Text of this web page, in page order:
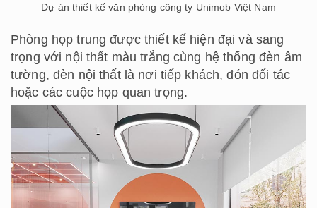
Dự án thiết kế văn phòng công ty Unimob Việt Nam
Phòng họp trung được thiết kế hiện đại và sang
trọng với nội thất màu trắng cùng hệ thống đèn âm
tường, đèn nội thất là nơi tiếp khách, đón đối tác
hoặc các cuộc họp quan trọng.